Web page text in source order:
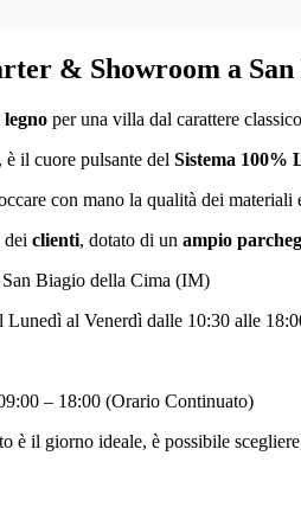
& Showroom a
per una villa dal carattere
il cuore pulsante del Sistema 100%
con mano la qualità dei
dei clienti, dotato di un ampio
Biagio della Cima (IM)
al Venerdì dalle 10:30 alle
– 18:00 (Orario Continuato)
è il giorno ideale, è possibile